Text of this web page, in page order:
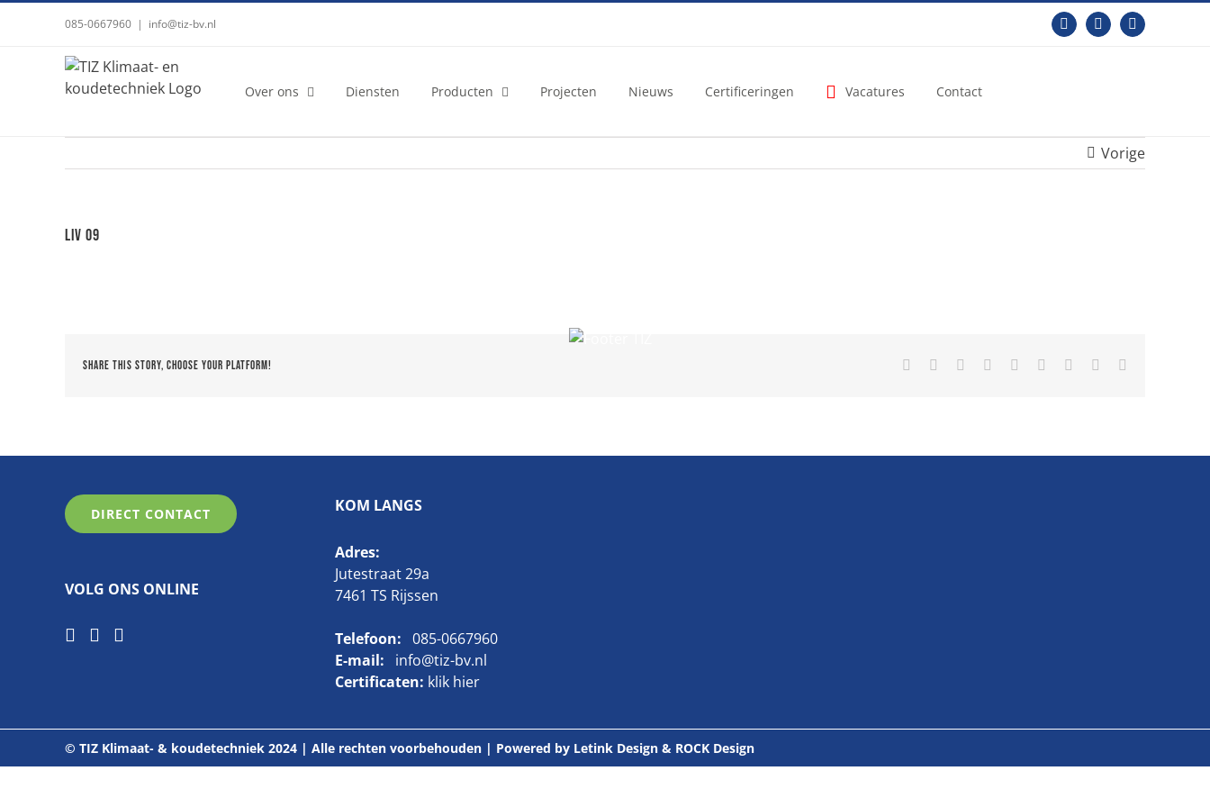
085-0667960 | info@tiz-bv.nl FacebookLinkedInYouTube
Over ons Diensten Producten Projecten Nieuws Certificeringen Vacatures Contact
Vorige
LIV 09
Share This Story, Choose Your Platform! Facebook Reddit LinkedInWhatsApp
TumblrPinterest
DIRECT CONTACT
VOLG ONS ONLINE
KOM LANGS
Adres:
Jutestraat 29a
7461 TS Rijssen
Telefoon: 085-0667960
E-mail:
info@tiz-bv.nl
Certificaten: klik hier
© TIZ Klimaat- & koudetechniek 2024 | Alle rechten voorbehouden | Powered by Letink Design & ROCK Design